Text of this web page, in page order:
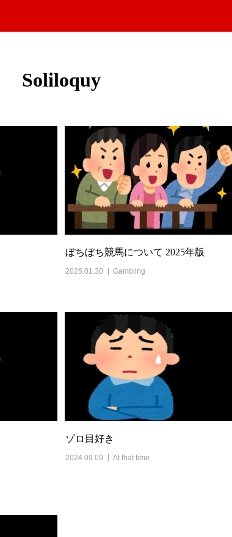
Soliloquy
ぼちぼち競馬について 2025年版
2025.01.30 Gambling
ゾロ目好き
2024.09.09 At that time